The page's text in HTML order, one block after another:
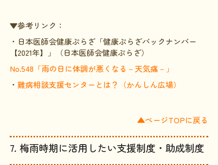
▼参考リンク：
・日本医師会健康ぷらざ「健康ぷらざバックナンバー
【2021年】」（日本医師会健康ぷらざ）
No.548「雨の日に体調が悪くなる－天気痛－」
・ 難病相談支援センターとは？（かんしん広場）
▲ページTOPに戻る
7. 梅雨時期に活用したい支援制度・助成制度